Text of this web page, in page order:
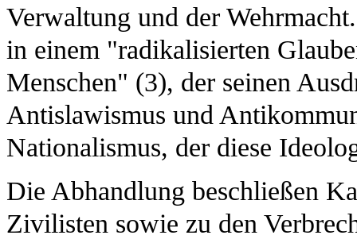
Verwaltung und der
in einem "radikalisierten
Menschen" (3), der seinen
Antislawismus und
Nationalismus, der diese
Die Abhandlung beschließen
Zivilisten sowie zu den